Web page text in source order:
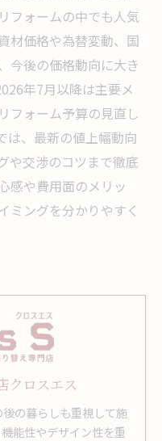
フォームの中でも人気
材価格や為替変動、国
今後の価格動向に大き
年7月以降は主要メ
フォーム予算の見直し
は、最新の値上幅動向
や交渉のコツまで徹底
感や費用面のメリッ
ミングを分かりやすく
クロスエス
の暮らしも重視して施
能性やデザイン性を重